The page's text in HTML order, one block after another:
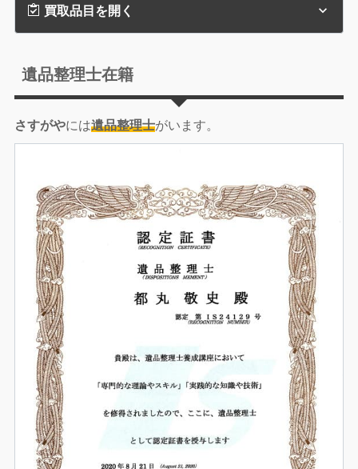
買取品目を開く
遺品整理士在籍
さすがやには遺品整理士がいます。